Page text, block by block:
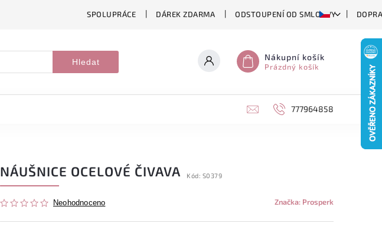
SPOLUPRÁCE DÁREK ZDARMA ODSTOUPENÍ OD SMLOUVY
Hledat Nákupní košík
Prázdný košík
777964858
NÁUŠNICE OCELOVÉ ČIVAVA Kód: S0379
Neohodnoceno Značka: Prosperk